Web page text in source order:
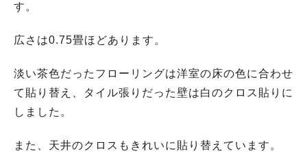
す。
広さは0.75畳ほどあります。
淡い茶色だったフローリングは洋室の床の色に合わせ
て貼り替え、タイル張りだった壁は白のクロス貼りに
しました。
また、天井のクロスもきれいに貼り替えています。